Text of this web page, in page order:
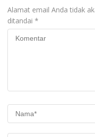
Alamat email Anda tidak
ditandai *